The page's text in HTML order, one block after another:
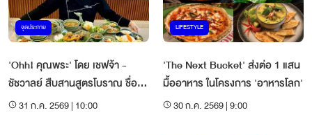
จุดประกาย
'Ohh! คุณพระ' โดย เชฟจ้า -
ชัชวาลย์ สืบสานสูตรโบราณ ชื่อที่
เลือนหาย
31 ก.ค. 2569 | 10:00
LIFESTYLE
'The Next Bucket' ส่งต่อ 1 แสน
มื้ออาหาร ในโครงการ 'อาหารโลก'
30 ก.ค. 2569 | 9:00